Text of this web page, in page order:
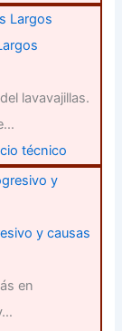
lavavajillas.
técnico
y causas
en